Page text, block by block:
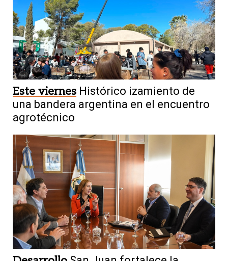
Este viernes Histórico izamiento de
una bandera argentina en el encuentro
agrotécnico